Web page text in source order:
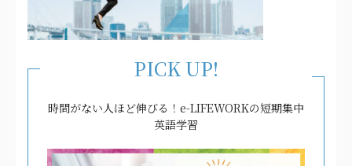
PICK UP!
時間がない人ほど伸びる！e-LIFEWORKの短期集中
英語学習